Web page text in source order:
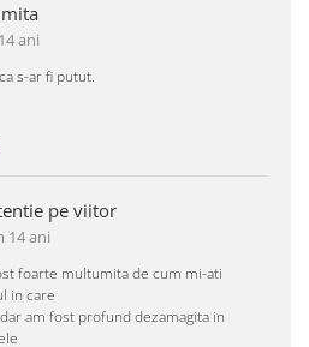
ani
s-ar fi putut.
pe viitor
14 ani
foarte multumita de cum mi-ati
in care
am fost profund dezamagita in